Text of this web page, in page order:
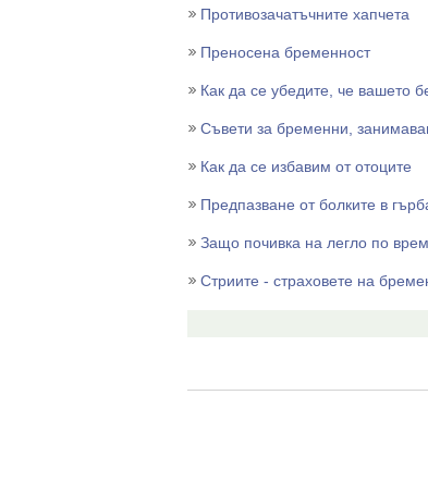
Противозачатъчните хапчета
Преносена бременност
Как да се убедите, че вашето
Съвети за бременни,
Как да се избавим от отоците
Предпазване от болките в
Защо почивка на легло по
Стриите - страховете на